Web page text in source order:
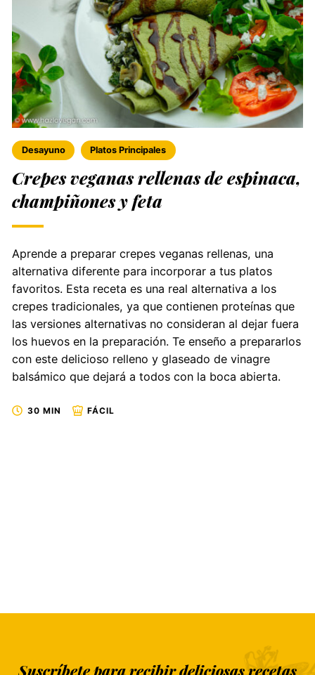
Desayuno Platos Principales
Crepes veganas rellenas de espinaca,
champiñones y feta
Aprende a preparar crepes veganas rellenas, una
alternativa diferente para incorporar a tus platos
favoritos. Esta receta es una real alternativa a los
crepes tradicionales, ya que contienen proteínas que
las versiones alternativas no consideran al dejar fuera
los huevos en la preparación. Te enseño a prepararlos
con este delicioso relleno y glaseado de vinagre
balsámico que dejará a todos con la boca abierta.
30 MIN FÁCIL
Suscríbete para recibir deliciosas recetas